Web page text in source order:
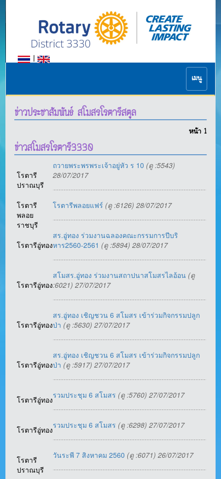
|
เมนู
ข่าวประชาสัมพันธ์ สโมสรโรตารีสตูล
หน้า 1
ข่าวสโมสรโรตารี3330
โรตารี
ปราณบุรี
ถวายพระพรพระเจ้าอยู่หัว ร 10 (ดู :5543)
28/07/2017
โรตารี
พลอย
ราชบุรี
โรตารีพลอยแฟร์ (ดู :6126) 28/07/2017
โรตารีอู่ทอง
สร.อู่ทอง ร่วมงานฉลองคณะกรรมการปีบริ
หาร2560-2561 (ดู :5894) 28/07/2017
โรตารีอู่ทอง
สโมสร.อู่ทอง ร่วมงานสถาปนาสโมสรไลอ้อน (ดู
:6021) 27/07/2017
โรตารีอู่ทอง
สร.อู่ทอง เชิญชวน 6 สโมสร เข้าร่วมกิจกรรมปลูก
ป่า (ดู :5630) 27/07/2017
โรตารีอู่ทอง
สร.อู่ทอง เชิญชวน 6 สโมสร เข้าร่วมกิจกรรมปลูก
ป่า (ดู :5917) 27/07/2017
โรตารีอู่ทองรวมประชุม 6 สโมสร (ดู :5760) 27/07/2017
โรตารีอู่ทองรวมประชุม 6 สโมสร (ดู :6298) 27/07/2017
โรตารี
ปราณบุรี
วันระพี 7 สิงหาคม 2560 (ดู :6071) 26/07/2017